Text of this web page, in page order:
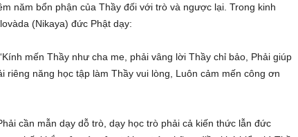
năm bổn phận của Thầy đối với trò và ngược lại. Trong kinh
(Nikaya) đức Phật dạy:
mến Thầy như cha me, phải vâng lời Thầy chỉ bảo, Phải giúp
riêng năng học tập làm Thầy vui lòng, Luôn cảm mến công ơn
cần mẫn dạy dỗ trò, dạy học trò phải cả kiến thức lẫn đức